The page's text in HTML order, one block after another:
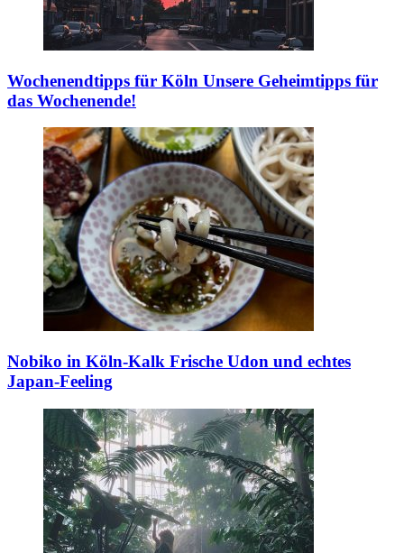
Wochenendtipps für Köln Unsere Geheimtipps für
das Wochenende!
Nobiko in Köln-Kalk Frische Udon und echtes
Japan-Feeling